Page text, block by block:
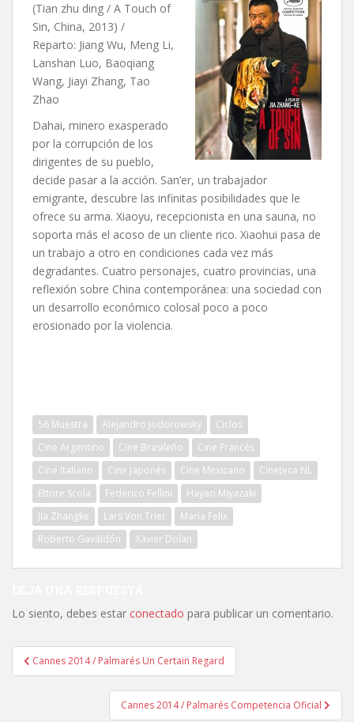
(Tian zhu ding / A Touch of
Sin, China, 2013) /
Reparto: Jiang Wu, Meng Li,
Lanshan Luo, Baoqiang
Wang, Jiayi Zhang, Tao
Zhao
Dahai, minero exasperado
por la corrupción de los
dirigentes de su pueblo,
decide pasar a la acción. San’er, un trabajador
emigrante, descubre las infinitas posibilidades que le
ofrece su arma. Xiaoyu, recepcionista en una sauna, no
soporta más el acoso de un cliente rico. Xiaohui pasa de
un trabajo a otro en condiciones cada vez más
degradantes. Cuatro personajes, cuatro provincias, una
reflexión sobre China contemporánea: una sociedad con
un desarrollo económico colosal poco a poco
erosionado por la violencia.
56 Muestra Alejandro Jodorowsky
Ciclos
Cine Argentino
Cine Brasileño
Cine Francés
Cine Italiano
Cine Japonés Cine Mexicano
Cineteca NL
Ettore Scola
Federico Fellini
Hayao Miyazaki
Jia Zhangke
Lars Von Trier
María Felix
Roberto Gavaldón
Xavier Dolan
Lo siento, debes estar conectado para publicar un comentario.
Navegación
de
Cannes 2014 / Palmarés Un Certain Regard
Cannes 2014 / Palmarés Competencia Oficial